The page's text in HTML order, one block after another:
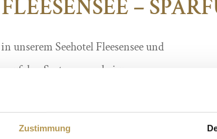
Zustimmung
–
unserem Seehotel Fleesensee und
den Seeterrassen bei unserem
Sie an allen Abenden ein Buffet.